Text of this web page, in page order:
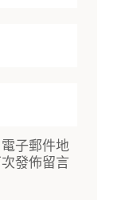
子郵件地
發佈留言